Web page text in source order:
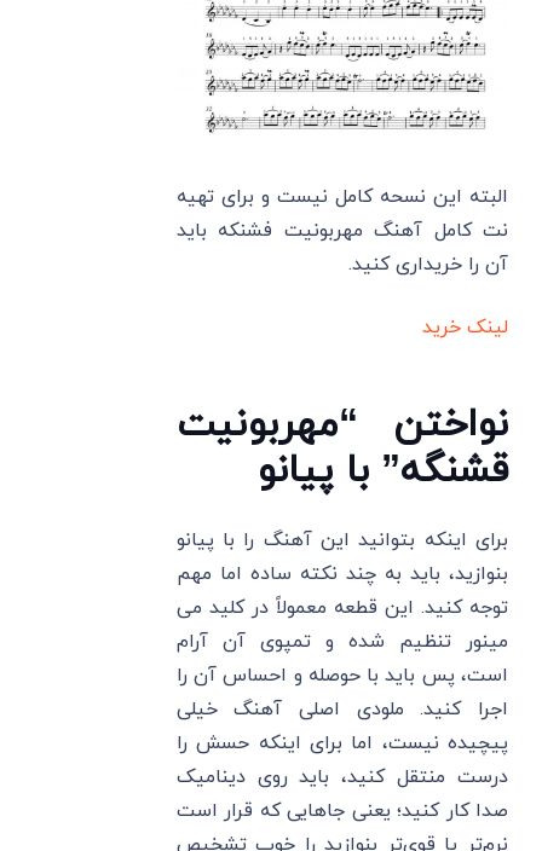
البته این نسحه کامل نیست و برای تهیه
نت کامل آهنگ مهربونیت فشنکه باید
آن را خریداری کنید.
لینک خرید
نواختن “مهربونیت
قشنگه” با پیانو
برای اینکه بتوانید این آهنگ را با پیانو
بنوازید، باید به چند نکته ساده اما مهم
توجه کنید. این قطعه معمولاً در کلید می
مینور تنظیم شده و تمپوی آن آرام
است، پس باید با حوصله و احساس آن را
اجرا کنید. ملودی اصلی آهنگ خیلی
پیچیده نیست، اما برای اینکه حسش را
درست منتقل کنید، باید روی دینامیک
صدا کار کنید؛ یعنی جاهایی که قرار است
نرم‌تر یا قوی‌تر بنوازید را خوب تشخیص